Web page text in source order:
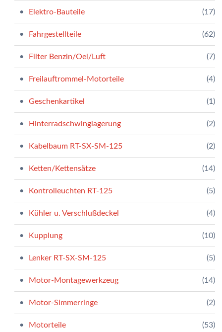
Elektro-Bauteile (17)
Fahrgestellteile (62)
Filter Benzin/Oel/Luft (7)
Freilauftrommel-Motorteile (4)
Geschenkartikel (1)
Hinterradschwinglagerung (2)
Kabelbaum RT-SX-SM-125 (2)
Ketten/Kettensätze (14)
Kontrolleuchten RT-125 (5)
Kühler u. Verschlußdeckel (4)
Kupplung (10)
Lenker RT-SX-SM-125 (5)
Motor-Montagewerkzeug (14)
Motor-Simmerringe (2)
Motorteile (53)